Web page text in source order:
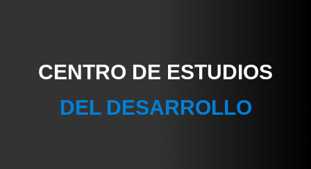
CENTRO DE ESTUDIOS
DEL DESARROLLO